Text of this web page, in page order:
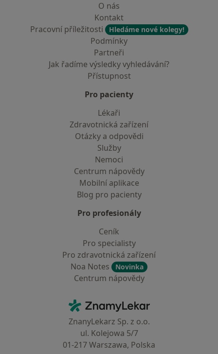
O nás
Kontakt
Pracovní příležitosti
Hledáme nové kolegy!
Podmínky
Partneři
Jak řadíme výsledky vyhledávání?
Přístupnost
Pro pacienty
Lékaři
Zdravotnická zařízení
Otázky a odpovědi
Služby
Nemoci
Centrum nápovědy
Mobilní aplikace
Blog pro pacienty
Pro profesionály
Ceník
Pro specialisty
Pro zdravotnická zařízení
Noa Notes
Novinka
Centrum nápovědy
ZnamyLekar - Hlavní stránka
ZnanyLekarz Sp. z o.o.
ul. Kolejowa 5/7
01-217 Warszawa, Polska